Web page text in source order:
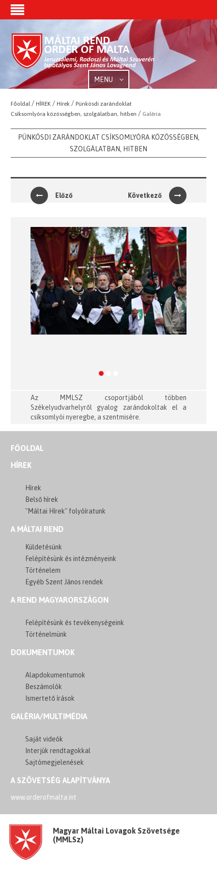
MENU
Főoldal /HÍREK /Hírek /Pünkösdi zarándoklat
Csíksomlyóra közösségben, szolgálatban, hitben / Galéria
PÜNKÖSDI ZARÁNDOKLAT CSÍKSOMLYÓRA KÖZÖSSÉGBEN,
SZOLGÁLATBAN, HITBEN
Előző Következő
Previous Next
Az MMLSZ csoportjából többen
Székelyudvarhelyről gyalog zarándokoltak el a
csíksomlyói nyeregbe, a szentmisére.
FŐOLDAL
HÍREK
Hírek
Belső hírek
"Máltai Hírek" folyóíratunk
A MÁLTAI REND
Küldetésünk
Felépítésünk és intézményeink
Történelem
Egyéb Szent János rendek
A REND MAGYARORSZÁGON
Felépítésünk és tevékenységeink
Történelmünk
DOKUMENTUMOK
Alapdokumentumok
Beszámolók
Ismertető írások
GALÉRIA/MULTIMÉDIA
Saját videók
Interjúk rendtagokkal
Sajtómegjelenések
A SZÖVETSÉG ALAPÍTVÁNYA
www.orderofmalta.int
Magyar Máltai Lovagok Szövetsége
(MMLSz)